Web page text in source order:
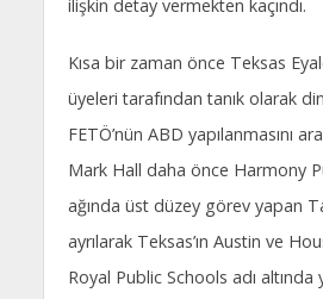
ilişkin detay vermekten kaçındı.
Kısa bir zaman önce Teksas
üyeleri tarafından tanık olarak
FETÖ’nün ABD yapılanmasını
Mark Hall daha önce Harmony
ağında üst düzey görev yapan
ayrılarak Teksas’ın Austin ve
Royal Public Schools adı altında